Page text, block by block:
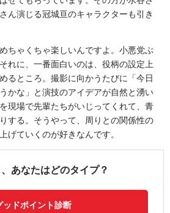
ん演じる冠城亘のキャラクターも引き
ちゃくちゃ楽しいんですよ。小悪党ぶ
れに、一番面白いのは、役柄の設定上
るところ。撮影に向かうたびに「今日
かな」と演技のアイデアが自然と湧い
現場で先輩たちがいじってくれて、青
する。そうやって、周りとの関係性の
げていくのが好きなんです。
あなたはどのタイプ？
ッドポイント診断